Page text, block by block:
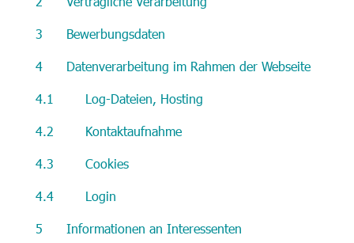
3 Bewerbungsdaten
4 Datenverarbeitung im Rahmen der Webseite
4.1 Log-Dateien, Hosting
4.2 Kontaktaufnahme
4.3 Cookies
4.4 Login
5 Informationen an Interessenten